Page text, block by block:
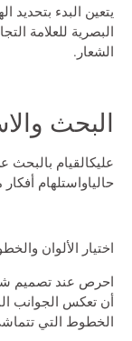
يتعين البدء
البصرية للعلامة
الشعار.
البحث
عليكالقيام
حالياواستلهام
اختيار الألوان
احرص عند تصميم
أن تعكس الجوانب
الخطوط التي